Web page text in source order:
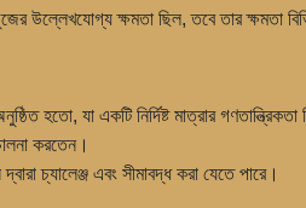
উল্লেখযোগ্য ক্ষমতা ছিল, তবে তার ক্ষমতা
হতো, যা একটি নির্দিষ্ট মাত্রার
করতেন।
চ্যালেঞ্জ এবং সীমাবদ্ধ করা যেতে পারে।